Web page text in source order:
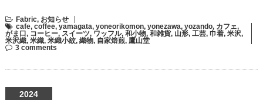
Fabric, お知らせ
cafe, coffee, yamagata, yoneorikomon, yonezawa, yozando, カフェ,
がま口 , コーヒー, スイーツ, ワッフル, 和小物, 和雑貨, 山形, 工芸, 巾着, 米沢,
米沢織, 米織, 米織小紋, 織物, 自家焙煎, 鷹山堂
3 comments
2024